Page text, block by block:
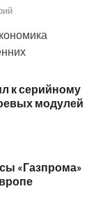
к серийному
модулей
«Газпрома»